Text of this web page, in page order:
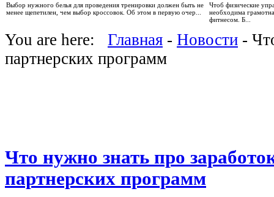
Выбор нужного белья для проведения тренировки должен быть не
менее щепетилен, чем выбор кроссовок. Об этом в первую очер...
Чтоб физические
необходима
фитнесом. Б...
You are here: Главная - Новости -
партнерских программ
Что нужно знать про
партнерских программ